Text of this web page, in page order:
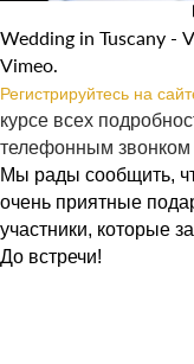
Wedding in Tuscany -
Vimeo.
Регистрируйтесь на
курсе всех
телефонным звонком
Мы рады сообщить,
очень приятные
участники, которые
До встречи!